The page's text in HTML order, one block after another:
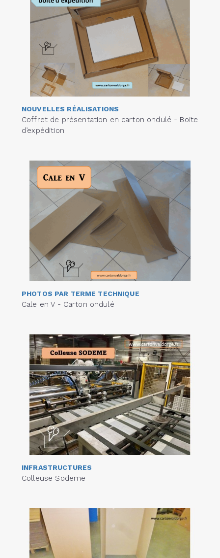
NOUVELLES RÉALISATIONS
Coffret de présentation en carton ondulé - Boite
d’expédition
PHOTOS PAR TERME TECHNIQUE
Cale en V - Carton ondulé
INFRASTRUCTURES
Colleuse Sodeme